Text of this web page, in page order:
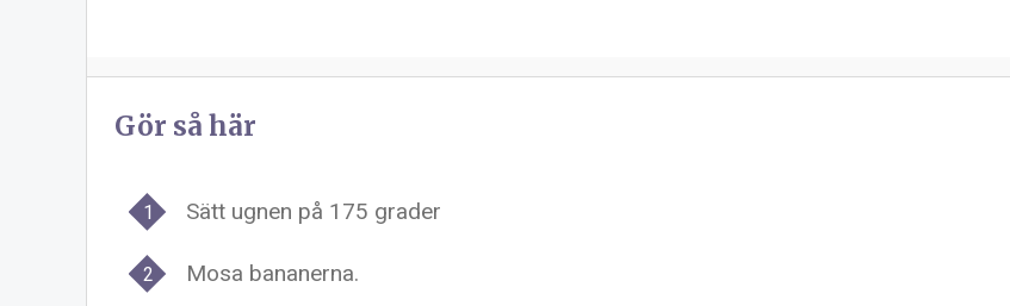
Gör så här
Sätt ugnen på 175 grader
Mosa bananerna.